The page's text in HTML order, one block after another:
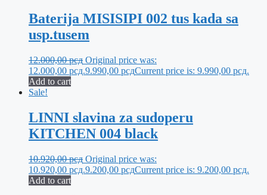
Baterija MISISIPI 002 tus kada sa
usp.tusem
12.000,00рсд Original price was:
12.000,00 рсд.9.990,00 рсдCurrent price is: 9.990,00 рсд.
Add to cart
Sale!
LINNI slavina za sudoperu
KITCHEN 004 black
10.920,00рсд Original price was:
10.920,00 рсд.9.200,00 рсдCurrent price is: 9.200,00 рсд.
Add to cart